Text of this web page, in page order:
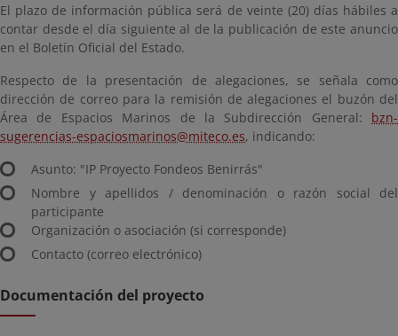
El plazo de información pública será de veinte (20) días hábiles a
contar desde el día siguiente al de la publicación de este anuncio
en el Boletín Oficial del Estado.
Respecto de la presentación de alegaciones, se señala como
dirección de correo para la remisión de alegaciones el buzón del
Área de Espacios Marinos de la Subdirección General: bzn-
sugerencias-espaciosmarinos@miteco.es, indicando:
Asunto: "IP Proyecto Fondeos Benirrás"
Nombre y apellidos / denominación o razón social del
participante
Organización o asociación (si corresponde)
Contacto (correo electrónico)
Documentación del proyecto